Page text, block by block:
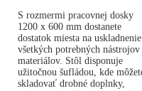
S rozmermi pracovnej dosky
1200 x 600 mm dostanete
dostatok miesta na uskladnenie
všetkých potrebných nástrojov
materiálov. Stôl disponuje
užitočnou šufládou, kde
skladovať drobné doplnky,